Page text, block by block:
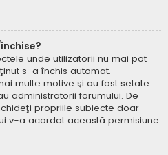
unde utilizatorii nu mai pot
s-a închis automat.
multe motive şi au fost setate
administratorii forumului. De
propriile subiecte doar
v-a acordat această permisiune.